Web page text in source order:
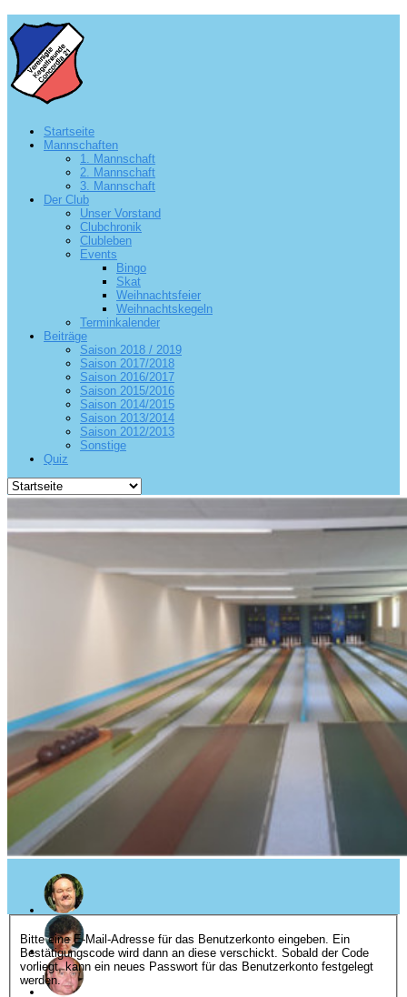
Startseite
Mannschaften
1. Mannschaft
2. Mannschaft
3. Mannschaft
Der Club
Unser Vorstand
Clubchronik
Clubleben
Events
Bingo
Skat
Weihnachtsfeier
Weihnachtskegeln
Terminkalender
Beiträge
Saison 2018 / 2019
Saison 2017/2018
Saison 2016/2017
Saison 2015/2016
Saison 2014/2015
Saison 2013/2014
Saison 2012/2013
Sonstige
Quiz
Bitte eine E-Mail-Adresse für das Benutzerkonto eingeben. Ein
Bestätigungscode wird dann an diese verschickt. Sobald der Code
vorliegt, kann ein neues Passwort für das Benutzerkonto festgelegt
werden.